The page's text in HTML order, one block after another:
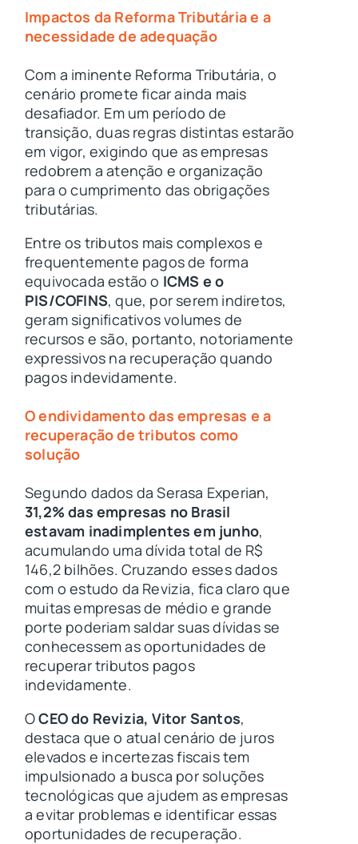
Impactos da Reforma Tributária e a
necessidade de adequação
Com a iminente Reforma Tributária, o
cenário promete ficar ainda mais
desafiador. Em um período de
transição, duas regras distintas estarão
em vigor, exigindo que as empresas
redobrem a atenção e organização
para o cumprimento das obrigações
tributárias.
Entre os tributos mais complexos e
frequentemente pagos de forma
equivocada estão o ICMS e o
PIS/COFINS, que, por serem indiretos,
geram significativos volumes de
recursos e são, portanto, notoriamente
expressivos na recuperação quando
pagos indevidamente.
O endividamento das empresas e a
recuperação de tributos como
solução
Segundo dados da Serasa Experian,
31,2% das empresas no Brasil
estavam inadimplentes em junho,
acumulando uma dívida total de R$
146,2 bilhões. Cruzando esses dados
com o estudo da Revizia, fica claro que
muitas empresas de médio e grande
porte poderiam saldar suas dívidas se
conhecessem as oportunidades de
recuperar tributos pagos
indevidamente.
OCEO do Revizia, Vitor Santos,
destaca que o atual cenário de juros
elevados e incertezas fiscais tem
impulsionado a busca por soluções
tecnológicas que ajudem as empresas
a evitar problemas e identificar essas
oportunidades de recuperação.